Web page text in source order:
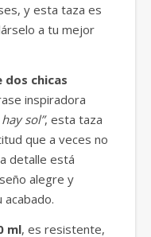
y esta taza es
a tu mejor
chicas
inspiradora
sol”, esta taza
que a veces no
detalle está
alegre y
acabado.
ml, es resistente,